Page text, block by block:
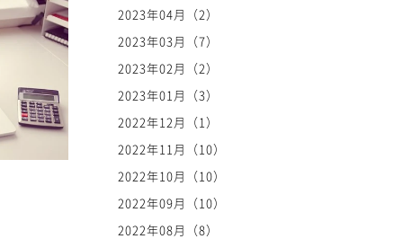
2023年04月（2）
2023年03月（7）
2023年02月（2）
2023年01月（3）
2022年12月（1）
2022年11月（10）
2022年10月（10）
2022年09月（10）
2022年08月（8）